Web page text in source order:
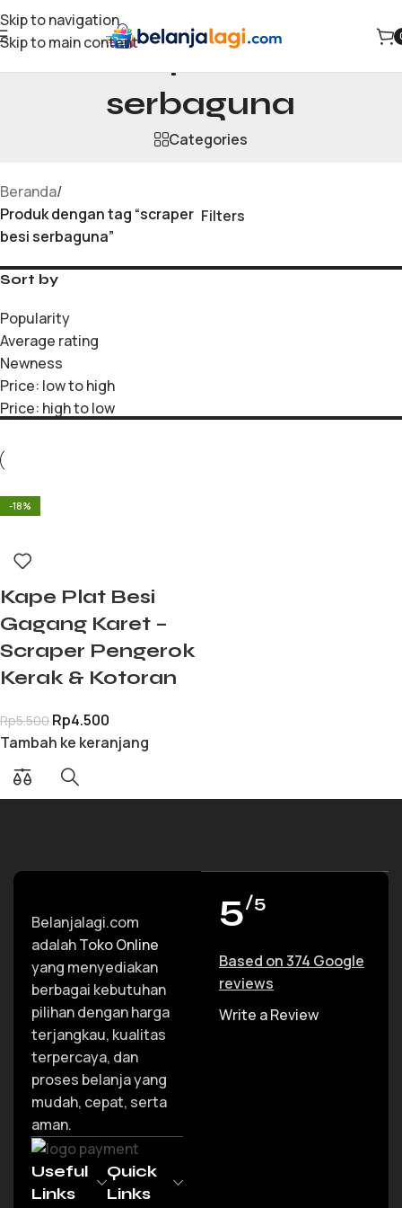
Skip to navigation
Skip to main contentscraper besi
serbaguna
Categories
Beranda/
Produk dengan tag “scraper
besi serbaguna”
Filters
Sort by
Popularity
Average rating
Newness
Price: low to high
Price: high to low
-18%
Kape Plat Besi
Gagang Karet –
Scraper Pengerok
Kerak & Kotoran
Rp5.500 Rp4.500
Tambah ke keranjang
Belanjalagi.com
adalahToko Online
yang menyediakan
berbagai kebutuhan
pilihan dengan harga
terjangkau, kualitas
terpercaya, dan
proses belanja yang
mudah, cepat, serta
aman.
Useful
Links
Quick
Links
5/5
Based on 374 Google
reviews
Write a Review